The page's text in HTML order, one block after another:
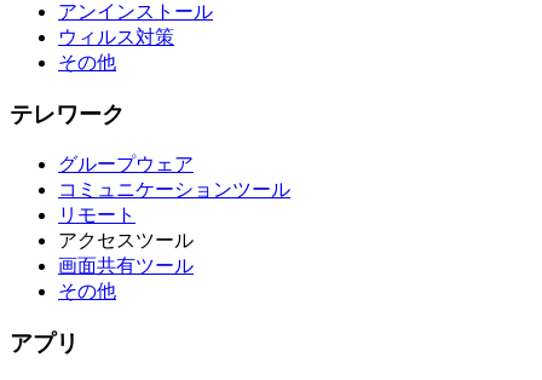
アンインストール
ウィルス対策
その他
テレワーク
グループウェア
コミュニケーションツール
リモート
アクセスツール
画面共有ツール
その他
アプリ